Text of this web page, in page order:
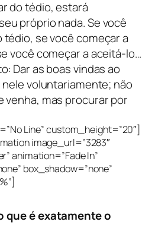
do tédio, estará
próprio nada. Se você
tédio, se você começar a
você começar a aceitá-lo…
Dar as boas vindas ao
voluntariamente; não
venha, mas procurar por
Line” custom_height=”20″]
image_url=”3283″
animation=”Fade In”
box_shadow=”none”
que é exatamente o